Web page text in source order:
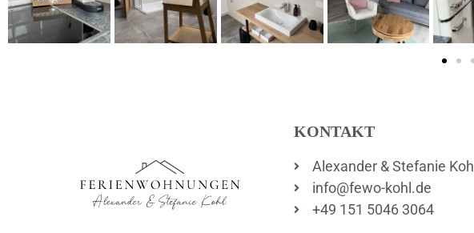
KONTAKT
Alexander & Stefanie Kohl
info@fewo-kohl.de
+49 151 5046 3064